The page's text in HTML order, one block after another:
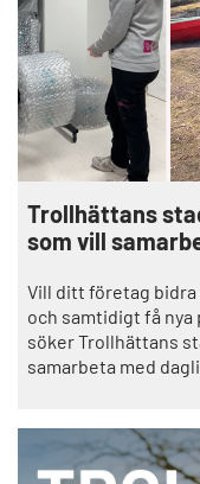
Trollhättans
som vill
Vill ditt företag
och samtidigt få
söker Trollhättans
samarbeta med